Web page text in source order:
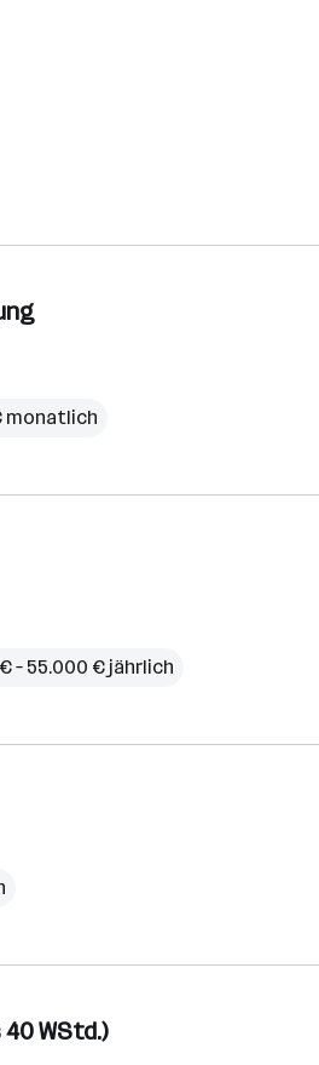
monatlich
– 55.000 € jährlich
WStd.)